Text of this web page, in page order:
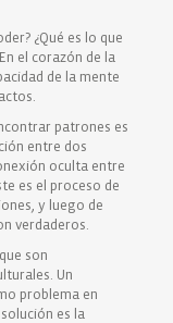
¿Qué es lo que
el corazón de la
de la mente
patrones es
entre dos
oculta entre
es el proceso de
y luego de
verdaderos.
son
Un
problema en
es la